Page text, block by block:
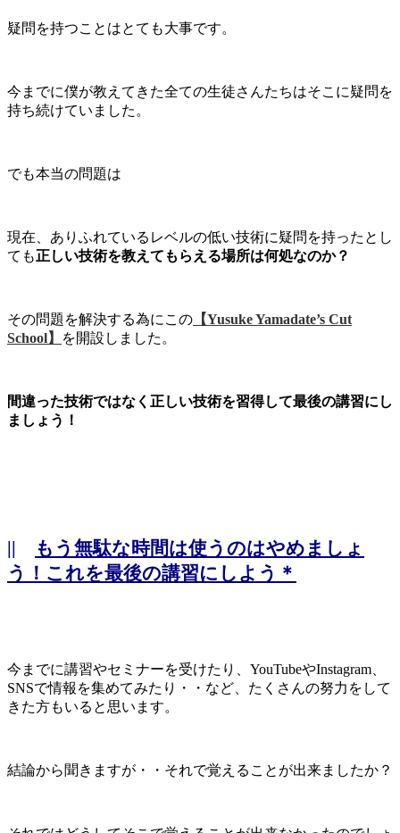
疑問を持つことはとても大事です。
今までに僕が教えてきた全ての生徒さんたちはそこに疑問を
持ち続けていました。
でも本当の問題は
現在、ありふれているレベルの低い技術に疑問を持ったとし
ても正しい技術を教えてもらえる場所は何処なのか？
その問題を解決する為にこの 【Yusuke Yamadate’s Cut
School】
を開設しました。
間違った技術ではなく正しい技術を習得して最後の講習にし
ましょう！
||
もう無駄な時間は使うのはやめましょ
う！これを最後の講習にしよう＊
今までに講習やセミナーを受けたり、YouTubeやInstagram、
SNSで情報を集めてみたり・・など、たくさんの努力をして
きた方もいると思います。
結論から聞きますが・・それで覚えることが出来ましたか？